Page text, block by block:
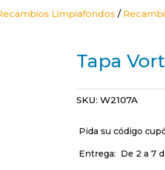
Limpiafondos /
Tapa
SKU: W2107A
Pida su código
Entrega: De 2 a 7